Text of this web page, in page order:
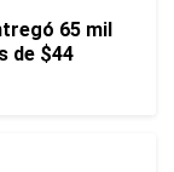
65 mil
de $44